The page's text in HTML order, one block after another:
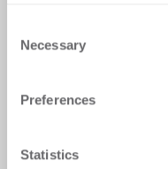
the Privacy trigger icon.
Find out more about
and set your
We use cookies to
Selection
Necessary
Preferences
Statistics